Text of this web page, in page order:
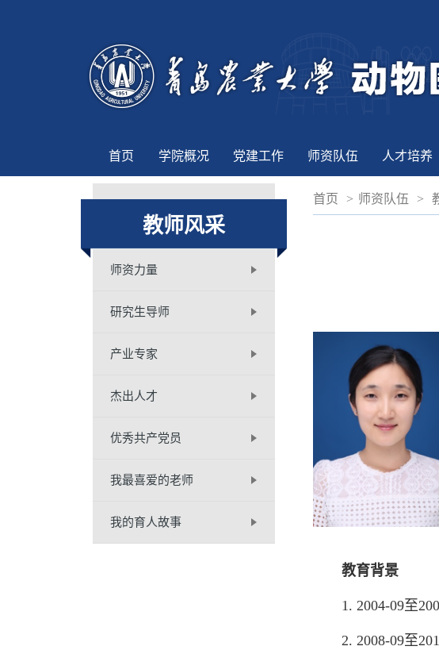
首页 学院概况 党建工作 师资队伍 人才培养
教师风采
师资力量
研究生导师
产业专家
杰出人才
优秀共产党员
我最喜爱的老师
我的育人故事
首页 > 师资队伍 >
教育背景
1. 2004-09至
2. 2008-09至